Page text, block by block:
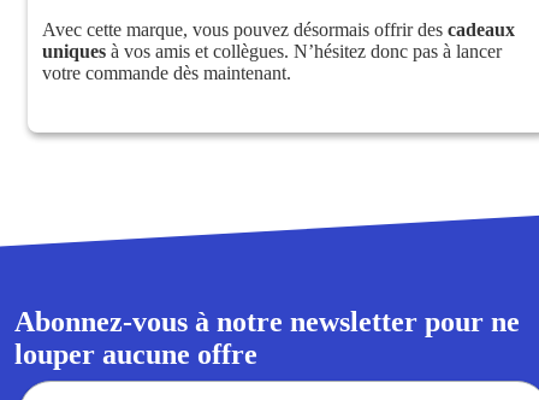
Avec cette marque, vous pouvez désormais offrir des cadeaux
uniques à vos amis et collègues. N’hésitez donc pas à lancer
votre commande dès maintenant.
Abonnez-vous à notre newsletter pour ne
louper aucune offre